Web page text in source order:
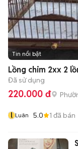
Tin nổi bật
Lồng chim 2xx 2
Đã sử dụng
220.000 đ
l Luân 5.0 1 đã bán